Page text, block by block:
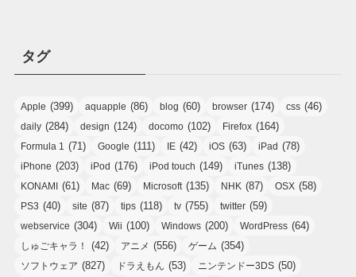
タグ
Apple (399) aquapple (86) blog (60) browser (174) css (46)
daily (284) design (124) docomo (102) Firefox (164)
Formula 1 (71) Google (111) IE (42) iOS (63) iPad (78)
iPhone (203) iPod (176) iPod touch (149) iTunes (138)
KONAMI (61) Mac (69) Microsoft (135) NHK (87) OSX (58)
PS3 (40) site (87) tips (118) tv (755) twitter (59)
webservice (304) Wii (100) Windows (200) WordPress (64)
しゅごキャラ！ (42) アニメ (556) ゲーム (354)
ソフトウェア (827) ドラえもん (53) ニンテンドー3DS (50)